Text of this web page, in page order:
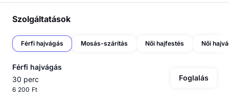
Szolgáltatások
Férfi hajvágás Mosás-szárítás Női hajfestés Női
Férfi hajvágás
30 perc
6 200 Ft
Foglalás